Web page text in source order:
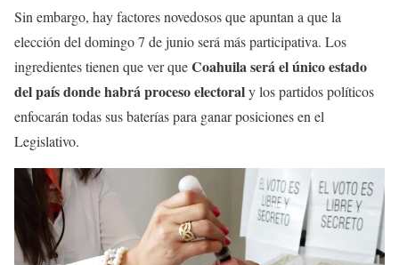
Sin embargo, hay factores novedosos que apuntan a que la
elección del domingo 7 de junio será más participativa. Los
ingredientes tienen que ver queCoahuila será el único estado
del país donde habrá proceso electoraly los partidos políticos
enfocarán todas sus baterías para ganar posiciones en el
Legislativo.